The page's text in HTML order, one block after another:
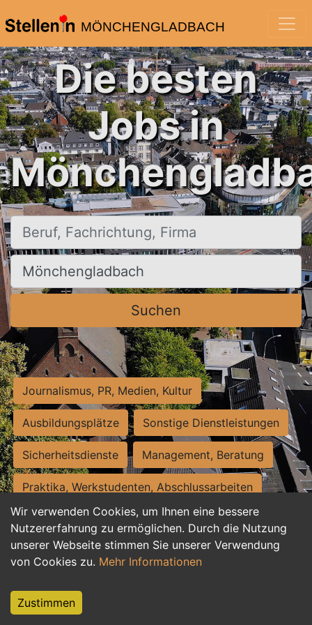
MÖNCHENGLADBACH
Wir verwenden Cookies, um Ihnen eine bessere
Nutzererfahrung zu ermöglichen. Durch die Nutzung
unserer Webseite stimmen Sie unserer Verwendung
von Cookies zu. Mehr Informationen
Zustimmen
Die besten
Jobs in
Beruf, Fachrichtung, Firma
Ort, Stadt
Suchen
Journalismus, PR, Medien, Kultur
Ausbildungsplätze Sonstige Dienstleistungen
Sicherheitsdienste Management, Beratung
Praktika, Werkstudenten, Abschlussarbeiten
Personalwesen Assistenz, Sekretariat
Hilfskräfte, Aushilfs- und Nebenjobs
Weiterbildung, Studium, duale Ausbildung